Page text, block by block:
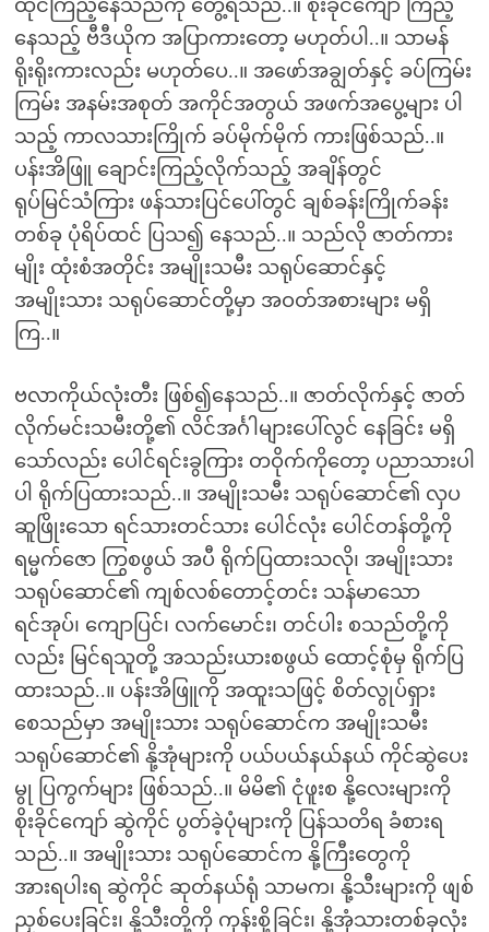
ထိုင်ကြည့်နေသည်ကို တွေ့ရသည်..။ စိုးခိုင်ကျော် ကြည့်
နေသည့် ဗီဒီယိုက အပြာကားတော့ မဟုတ်ပါ..။ သာမန်
ရိုးရိုးကားလည်း မဟုတ်ပေ..။ အဖော်အချွတ်နှင့် ခပ်ကြမ်း
ကြမ်း အနမ်းအစုတ် အကိုင်အတွယ် အဖက်အပွေ့များ ပါ
သည့် ကာလသားကြိုက် ခပ်မိုက်မိုက် ကားဖြစ်သည်..။
ပန်းအိဖြူ ချောင်းကြည့်လိုက်သည့် အချိန်တွင်
ရုပ်မြင်သံကြား ဖန်သားပြင်ပေါ်တွင် ချစ်ခန်းကြိုက်ခန်း
တစ်ခု ပုံရိပ်ထင် ပြသ၍ နေသည်..။ သည်လို ဇာတ်ကား
မျိုး ထုံးစံအတိုင်း အမျိုးသမီး သရုပ်ဆောင်နှင့်
အမျိုးသား သရုပ်ဆောင်တို့မှာ အဝတ်အစားများ မရှိ
ကြ..။
ဗလာကိုယ်လုံးတီး ဖြစ်၍နေသည်..။ ဇာတ်လိုက်နှင့် ဇာတ်
လိုက်မင်းသမီးတို့၏ လိင်အင်္ဂါများပေါ်လွင် နေခြင်း မရှိ
သော်လည်း ပေါင်ရင်းခွကြား တဝိုက်ကိုတော့ ပညာသားပါ
ပါ ရိုက်ပြထားသည်..။ အမျိုးသမီး သရုပ်ဆောင်၏ လှပ
ဆူဖြိုးသော ရင်သားတင်သား ပေါင်လုံး ပေါင်တန်တို့ကို
ရမ္မက်ဇော ကြွစဖွယ် အပီ ရိုက်ပြထားသလို၊ အမျိုးသား
သရုပ်ဆောင်၏ ကျစ်လစ်တောင့်တင်း သန်မာသော
ရင်အုပ်၊ ကျောပြင်၊ လက်မောင်း၊ တင်ပါး စသည်တို့ကို
လည်း မြင်ရသူတို့ အသည်းယားစဖွယ် ထောင့်စုံမှ ရိုက်ပြ
ထားသည်..။ ပန်းအိဖြူကို အထူးသဖြင့် စိတ်လွုပ်ရှား
စေသည်မှာ အမျိုးသား သရုပ်ဆောင်က အမျိုးသမီး
သရုပ်ဆောင်၏ နို့အုံများကို ပယ်ပယ်နယ်နယ် ကိုင်ဆွဲပေး
မွု ပြကွက်များ ဖြစ်သည်..။ မိမိ၏ ငုံဖူးစ နို့လေးများကို
စိုးခိုင်ကျော် ဆွဲကိုင် ပွတ်ခဲ့ပုံများကို ပြန်သတိရ ခံစားရ
သည်..။ အမျိုးသား သရုပ်ဆောင်က နို့ကြီးတွေကို
အားရပါးရ ဆွဲကိုင် ဆုတ်နယ်ရုံ သာမက၊ နို့သီးများကို ဖျစ်
ညှစ်ပေးခြင်း၊ နို့သီးတို့ကို ကုန်းစို့ခြင်း၊ နို့အုံသားတစ်ခုလုံး